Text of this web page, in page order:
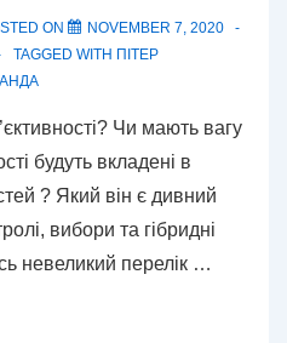
ON
NOVEMBER 7, 2020
TAGGED WITH ПІТЕР
Чи мають вагу
будуть вкладені в
? Який він є дивний
вибори та гібридні
невеликий перелік …